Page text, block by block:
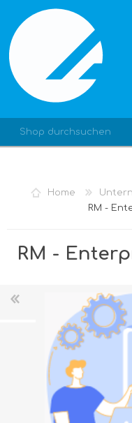
REGISTRIERUNG
Home
RM -
RM -